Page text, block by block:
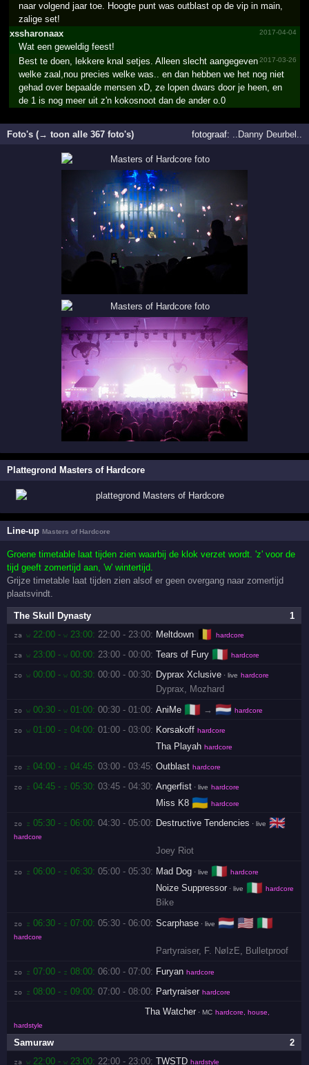
naar volgend jaar toe. Hoogte punt was outblast op de vip in main,
zalige set!
xssharonaax
2017-04-04
Wat een geweldig feest!
2017-03-26
Best te doen, lekkere knal setjes. Alleen slecht aangegeven
welke zaal,nou precies welke was.. en dan hebben we het nog niet
gehad over bepaalde mensen xD, ze lopen dwars door je heen, en
de 1 is nog meer uit z'n kokosnoot dan de ander o.0
Foto's (→ toon alle 367 foto's) fotograaf: ..Danny Deurbel..
Plattegrond Masters of Hardcore
Line-upMasters of Hardcore
Groene timetable laat tijden zien waarbij de klok verzet wordt. 'z' voor de
tijd geeft zomertijd aan, 'w' wintertijd.
Grijze timetable laat tijden zien alsof er geen overgang naar zomertijd
plaatsvindt.
1
The Skull Dynasty
za w 22:00 -w 23:00: 22:00 - 23:00: Meltdown 🇧🇪 hardcore
za w 23:00 -w 00:00: 23:00 - 00:00: Tears of Fury 🇮🇹 hardcore
zo w 00:00 -w 00:30:00:00 - 00:30: Dyprax Xclusive · live hardcore
Dyprax, Mozhard
zo w 00:30 -w 01:00:00:30 - 01:00: AniMe 🇮🇹 → 🇳🇱 hardcore
zo w 01:00 - z 04:00:01:00 - 03:00: Korsakoff hardcore
Tha Playah hardcore
zo z 04:00 - z 04:45:03:00 - 03:45: Outblast hardcore
zo z 04:45 - z 05:30:03:45 - 04:30: Angerfist · live hardcore
Miss K8 🇺🇦 hardcore
zo z 05:30 - z 06:00:04:30 - 05:00: Destructive Tendencies · live 🇬🇧
hardcore
Joey Riot
zo z 06:00 - z 06:30:05:00 - 05:30: Mad Dog · live 🇮🇹 hardcore
Noize Suppressor · live 🇮🇹 hardcore
Bike
zo z 06:30 - z 07:00:05:30 - 06:00: Scarphase · live 🇳🇱 🇺🇸 🇮🇹
hardcore
Partyraiser, F. NøIzE, Bulletproof
zo z 07:00 - z 08:00:06:00 - 07:00: Furyan hardcore
zo z 08:00 - z 09:00:07:00 - 08:00: Partyraiser hardcore
Tha Watcher · MC hardcore, house,
hardstyle
2
Samuraw
za w 22:00 -w 23:00: 22:00 - 23:00: TWSTD hardstyle